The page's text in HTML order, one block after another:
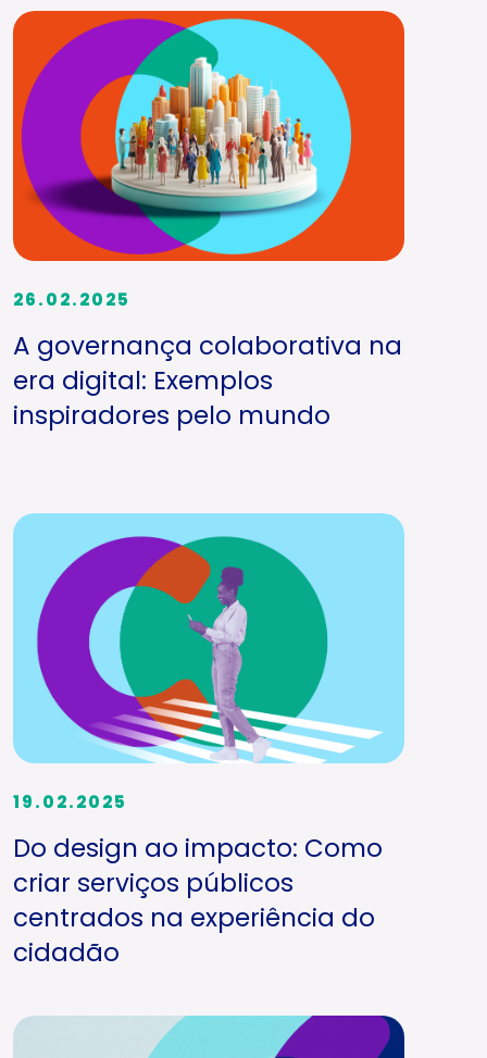
26.02.2025
A governança colaborativa na
era digital: Exemplos
inspiradores pelo mundo
19.02.2025
Do design ao impacto: Como
criar serviços públicos
centrados na experiência do
cidadão